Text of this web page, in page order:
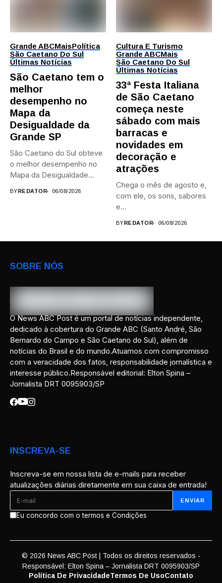
Grande ABCMaisPolítica
São Caetano Do Sul
Últimas Notícias
São Caetano tem o
melhor
desempenho no
Mapa da
Desigualdade da
Grande SP
São Caetano do Sul obteve
o melhor desempenho no
Mapa da Desigualdade...
BY REDATOR 06/08/2026
Cultura E Turismo
Grande ABCMais
São Caetano Do Sul
Últimas Notícias
33ª Festa Italiana
de São Caetano
começa neste
sábado com mais
barracas e
novidades em
decoração e
atrações
Chega o mês de agosto e,
com ele, os sons, sabores
e...
BY REDATOR 06/08/2026
SOBRE NÓS
O News ABC Post é um portal de notícias independente,
dedicado à cobertura do Grande ABC (Santo André, São
Bernardo do Campo e São Caetano do Sul), além de
notícias do Brasil e do mundo.Atuamos com compromisso
com a veracidade dos fatos, responsabilidade jornalística e
interesse público.Responsável editorial: Elton Spina –
Jornalista DRT 0095903/SP
INSCREVA-SE
Inscreva-se em nossa lista de e-mails para receber
atualizações diárias diretamente em sua caixa de entrada!
Eu concordo com o termos e Condições
© 2026 News ABC Post | Todos os direitos reservados -
Responsável: Elton Spina – Jornalista DRT 0095903/SP
Política De PrivacidadeTermos De UsoContato